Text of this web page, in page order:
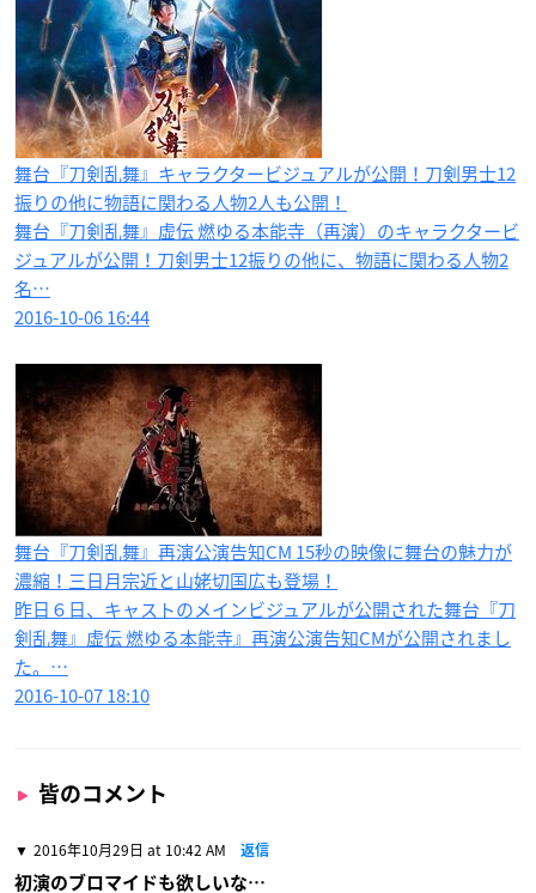
舞台『刀剣乱舞』キャラクタービジュアルが公開！刀剣男士12
振りの他に物語に関わる人物2人も公開！
舞台『刀剣乱舞』虚伝 燃ゆる本能寺（再演）のキャラクタービ
ジュアルが公開！刀剣男士12振りの他に、物語に関わる人物2
名…
2016-10-06 16:44
舞台『刀剣乱舞』再演公演告知CM 15秒の映像に舞台の魅力が
濃縮！三日月宗近と山姥切国広も登場！
昨日６日、キャストのメインビジュアルが公開された舞台『刀
剣乱舞』虚伝 燃ゆる本能寺』再演公演告知CMが公開されまし
た。…
2016-10-07 18:10
皆のコメント
2016年10月29日 at 10:42 AM 返信
初演のブロマイドも欲しいな…